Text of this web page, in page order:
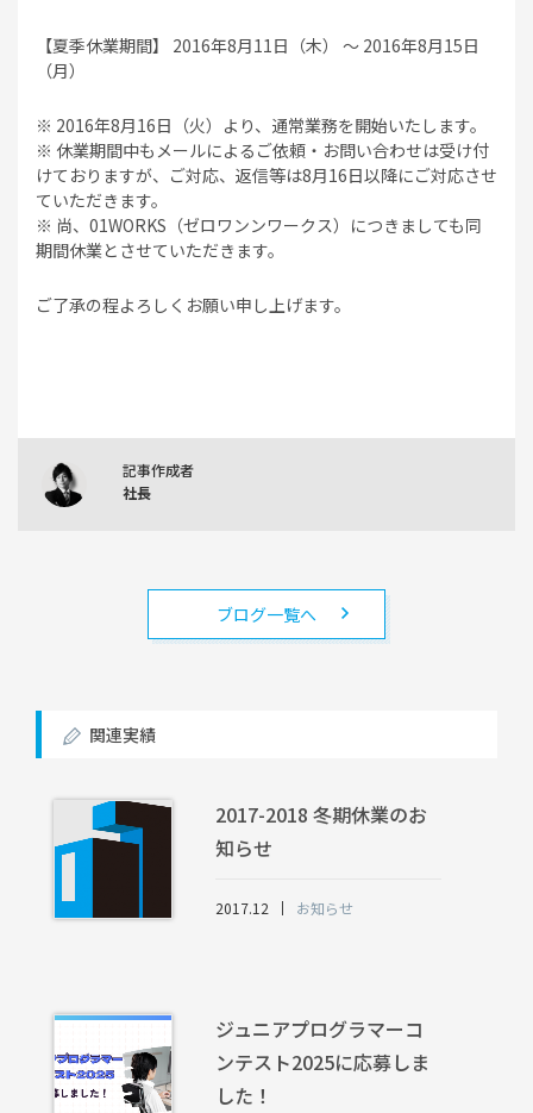
【夏季休業期間】 2016年8月11日（木） ～ 2016年8月15日
（月）
※ 2016年8月16日（火）より、通常業務を開始いたします。
※ 休業期間中もメールによるご依頼・お問い合わせは受け付
けておりますが、ご対応、返信等は8月16日以降にご対応させ
ていただきます。
※ 尚、01WORKS（ゼロワンンワークス）につきましても同
期間休業とさせていただきます。
ご了承の程よろしくお願い申し上げます。
記事作成者
社長
ブログ一覧へ
関連実績
2017-2018 冬期休業のお
知らせ
2017.12 お知らせ
ジュニアプログラマーコ
ンテスト2025に応募しま
した！